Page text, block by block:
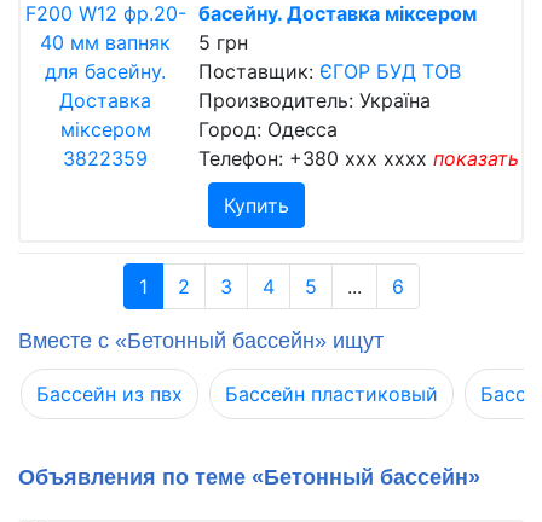
басейну. Доставка міксером
5 грн
Поставщик: ЄГОР БУД ТОВ
Производитель: Україна
Город: Одесса
Телефон: +380 xxx xxxx показать
Купить
1 2 3 4 5 ... 6
Вместе с «Бетонный бассейн» ищут
Бассейн из пвх Бассейн пластиковый
Объявления по теме «Бетонный бассейн»